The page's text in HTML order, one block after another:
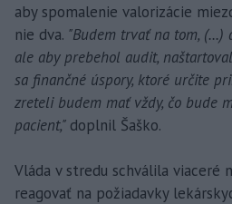
aby spomalenie valorizácie
nie dva. "Budem trvať na tom,
ale aby prebehol audit,
sa finančné úspory, ktoré určite
zreteli budem mať vždy, čo bude
pacient," doplnil Šaško.
Vláda v stredu schválila viaceré
reagovať na požiadavky